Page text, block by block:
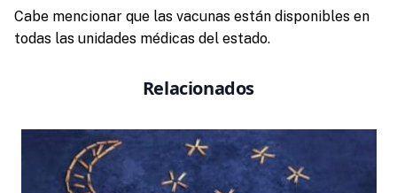
Cabe mencionar que las vacunas están disponibles en
todas las unidades médicas del estado.
Relacionados